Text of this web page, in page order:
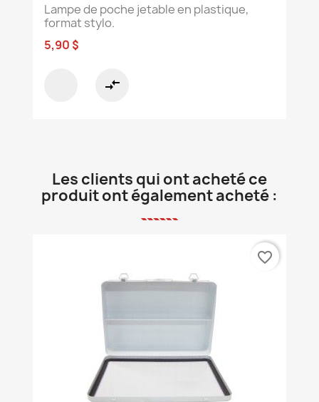
Lampe de poche jetable en plastique,
format stylo.
5,90 $
compare_arrows
Les clients qui ont acheté ce
produit ont également acheté :
favorite_border